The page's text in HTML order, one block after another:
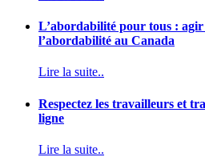
L’abordabilité pour tous :
l’abordabilité au Canada
Lire la suite..
Respectez les travailleurs et
ligne
Lire la suite..